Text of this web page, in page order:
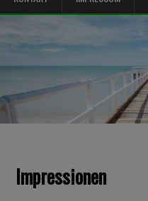
Impressionen